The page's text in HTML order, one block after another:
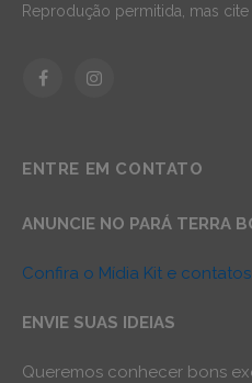
Reprodução permitida, mas
FacebookInstagram
ENTRE EM CONTATO
ANUNCIE NO PARÁ TERRA
Confira o Mídia Kit e
ENVIE SUAS IDEIAS
Queremos conhecer bons